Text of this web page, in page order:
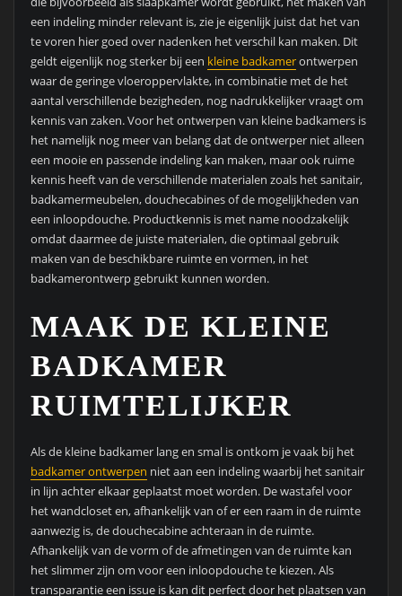
een indeling minder relevant is, zie je eigenlijk juist dat het van
te voren hier goed over nadenken het verschil kan maken. Dit
geldt eigenlijk nog sterker bij een kleine badkamerontwerpen
waar de geringe vloeroppervlakte, in combinatie met de het
aantal verschillende bezigheden, nog nadrukkelijker vraagt om
kennis van zaken. Voor het ontwerpen van kleine badkamers is
het namelijk nog meer van belang dat de ontwerper niet alleen
een mooie en passende indeling kan maken, maar ook ruime
kennis heeft van de verschillende materialen zoals het sanitair,
badkamermeubelen, douchecabines of de mogelijkheden van
een inloopdouche. Productkennis is met name noodzakelijk
omdat daarmee de juiste materialen, die optimaal gebruik
maken van de beschikbare ruimte en vormen, in het
badkamerontwerp gebruikt kunnen worden.
MAAK DE KLEINE
BADKAMER
RUIMTELIJKER
Als de kleine badkamer lang en smal is ontkom je vaak bij het
badkamer ontwerpen niet aan een indeling waarbij het sanitair
in lijn achter elkaar geplaatst moet worden. De wastafel voor
het wandcloset en, afhankelijk van of er een raam in de ruimte
aanwezig is, de douchecabine achteraan in de ruimte.
Afhankelijk van de vorm of de afmetingen van de ruimte kan
het slimmer zijn om voor een inloopdouche te kiezen. Als
transparantie een issue is kan dit perfect door het plaatsen van